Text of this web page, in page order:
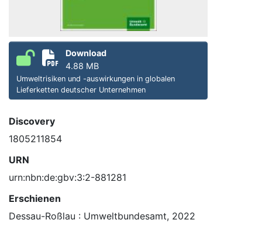
Download
4.88 MB
Umweltrisiken und -auswirkungen in globalen
Lieferketten deutscher Unternehmen
Discovery
1805211854
URN
urn:nbn:de:gbv:3:2-881281
Erschienen
Dessau-Roßlau : Umweltbundesamt, 2022